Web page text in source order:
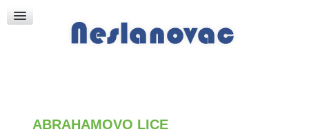
Crkva sv. Marka
Put k Bogu
ABRAHAMOVO LICE